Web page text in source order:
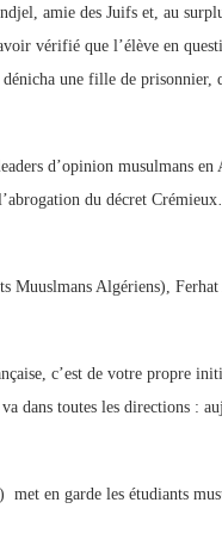
amie des Juifs et, au
vérifié que l’élève en
une fille de prisonnier,
d’opinion musulmans
du décret
Muuslmans Algériens),
c’est de votre propre
dans toutes les directions :
en garde les étudiants